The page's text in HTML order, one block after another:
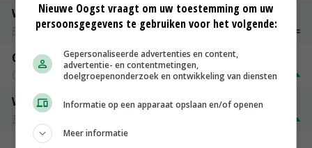
Vleeskuikens 2001-2600 gr
Barneveld
€ 1,09~ € 1,11
Gerst
Groningen
€ 197,00 € 2,00
Volle melkpoeder
Zuivel NL
Nieuwe Oogst vraagt om uw toestemming om uw
persoonsgegevens te gebruiken voor het volgende:
Gepersonaliseerde advertenties en content,
advertentie- en contentmetingen,
doelgroepenonderzoek en ontwikkeling van diensten
Informatie op een apparaat opslaan en/of openen
Meer informatie